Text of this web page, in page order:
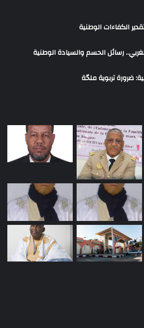
الكفاءات الوطنية
رسائل الحسم والسيادة الوطنية
ضرورة تربوية ملحّة